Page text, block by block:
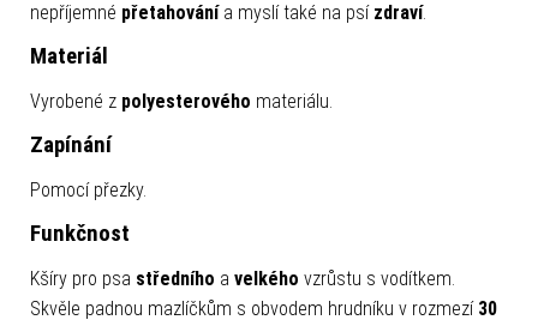
nepříjemné přetahovánía myslí také na psí zdraví.
Materiál
Vyrobené z polyesterového materiálu.
Zapínání
Pomocí přezky.
Funkčnost
Kšíry pro psa středního a velkého vzrůstu s vodítkem.
Skvěle padnou mazlíčkům s obvodem hrudníku v rozmezí 30